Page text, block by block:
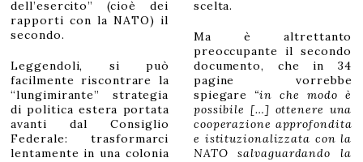
dell’esercito” (cioè dei
rapporti con la NATO) il
secondo.
Leggendoli, si può
facilmente riscontrare la
“lungimirante” strategia
di politica estera portata
avanti dal Consiglio
Federale: trasformarci
lentamente in una colonia
scelta.
Ma è altrettanto
preoccupante il secondo
documento, che in 34
pagine vorrebbe
spiegare “in che modo è
possibile […] ottenere una
cooperazione approfondita
e istituzionalizzata con la
NATO salvaguardando la